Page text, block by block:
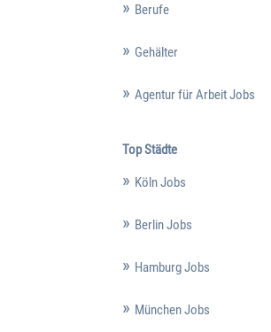
Berufe
Gehälter
Agentur für Arbeit Jobs
Top Städte
Köln Jobs
Berlin Jobs
Hamburg Jobs
München Jobs